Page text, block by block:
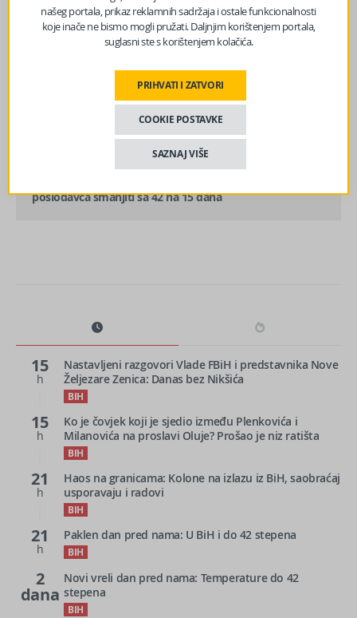
poslodavca smanjiti sa 42 na 15 dana
15
h
Nastavljeni razgovori Vlade FBiH i predstavnika Nove
Željezare Zenica: Danas bez Nikšića
BIH
15
h
Ko je čovjek koji je sjedio između Plenkovića i
Milanovića na proslavi Oluje? Prošao je niz ratišta
BIH
21
h
Haos na granicama: Kolone na izlazu iz BiH, saobraćaj
usporavaju i radovi
BIH
21
h
Paklen dan pred nama: U BiH i do 42 stepena
BIH
2
dana
Novi vreli dan pred nama: Temperature do 42
stepena
BIH
našeg portala, prikaz reklamnih sadržaja i ostale funkcionalnosti
koje inače ne bismo mogli pružati. Daljnjim korištenjem portala,
suglasni ste s korištenjem kolačića.
PRIHVATI I ZATVORI
COOKIE POSTAVKE
SAZNAJ VIŠE